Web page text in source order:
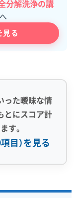
分解洗浄の講
見る
った曖昧な情
とにスコア計
す。
目）を見る